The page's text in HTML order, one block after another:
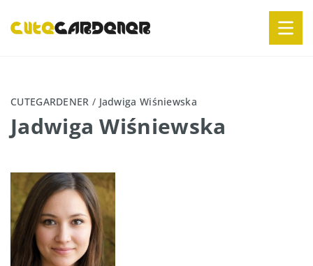
CUTEGARDENER / Jadwiga Wiśniewska
Jadwiga Wiśniewska